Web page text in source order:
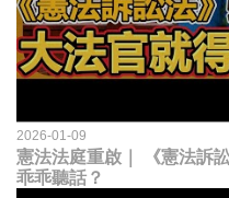
2026-01-09
憲法法庭重啟｜ 《憲法訴
乖乖聽話？